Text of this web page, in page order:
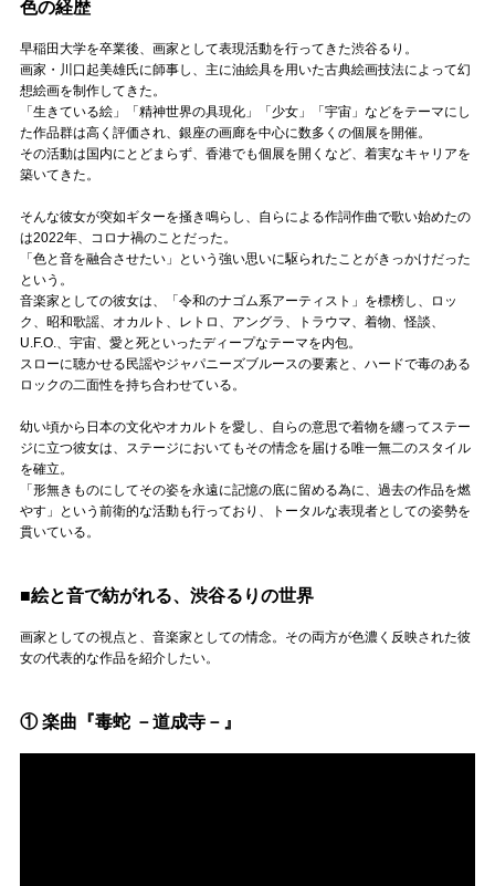
色の経歴
早稲田大学を卒業後、画家として表現活動を行ってきた渋谷るり。
画家・川口起美雄氏に師事し、主に油絵具を用いた古典絵画技法によって幻
想絵画を制作してきた。
「生きている絵」「精神世界の具現化」「少女」「宇宙」などをテーマにし
た作品群は高く評価され、銀座の画廊を中心に数多くの個展を開催。
その活動は国内にとどまらず、香港でも個展を開くなど、着実なキャリアを
築いてきた。
そんな彼女が突如ギターを掻き鳴らし、自らによる作詞作曲で歌い始めたの
は2022年、コロナ禍のことだった。
「色と音を融合させたい」という強い思いに駆られたことがきっかけだった
という。
音楽家としての彼女は、「令和のナゴム系アーティスト」を標榜し、ロッ
ク、昭和歌謡、オカルト、レトロ、アングラ、トラウマ、着物、怪談、
U.F.O.、宇宙、愛と死といったディープなテーマを内包。
スローに聴かせる民謡やジャパニーズブルースの要素と、ハードで毒のある
ロックの二面性を持ち合わせている。
幼い頃から日本の文化やオカルトを愛し、自らの意思で着物を纏ってステー
ジに立つ彼女は、ステージにおいてもその情念を届ける唯一無二のスタイル
を確立。
「形無きものにしてその姿を永遠に記憶の底に留める為に、過去の作品を燃
やす」という前衛的な活動も行っており、トータルな表現者としての姿勢を
貫いている。
■絵と音で紡がれる、渋谷るりの世界
画家としての視点と、音楽家としての情念。その両方が色濃く反映された彼
女の代表的な作品を紹介したい。
① 楽曲『毒蛇 －道成寺－』